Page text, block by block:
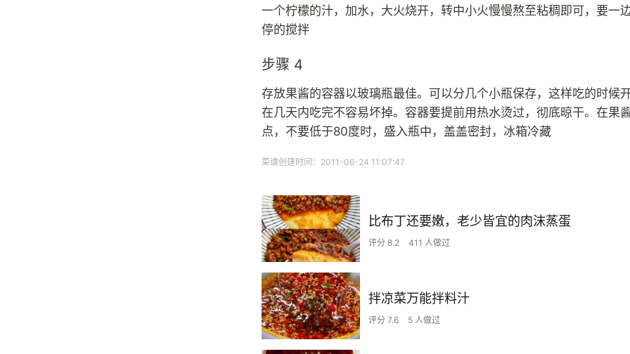
一个柠檬的汁，加水，大火烧开，转中小火慢慢熬至粘稠即可，要一
停的搅拌
步骤 4
存放果酱的容器以玻璃瓶最佳。可以分几个小瓶保存，这样吃的时候
在几天内吃完不容易坏掉。容器要提前用热水烫过，彻底晾干。在果
点，不要低于80度时，盛入瓶中，盖盖密封，冰箱冷藏
菜谱创建时间：2011-06-24 11:07:47
比布丁还要嫩，老少皆宜的肉沫蒸蛋
评分 8.2 411 人做过
拌凉菜万能拌料汁
评分 7.6 5 人做过